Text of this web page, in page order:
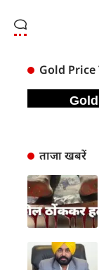
Gold Price
ताजा खबरें